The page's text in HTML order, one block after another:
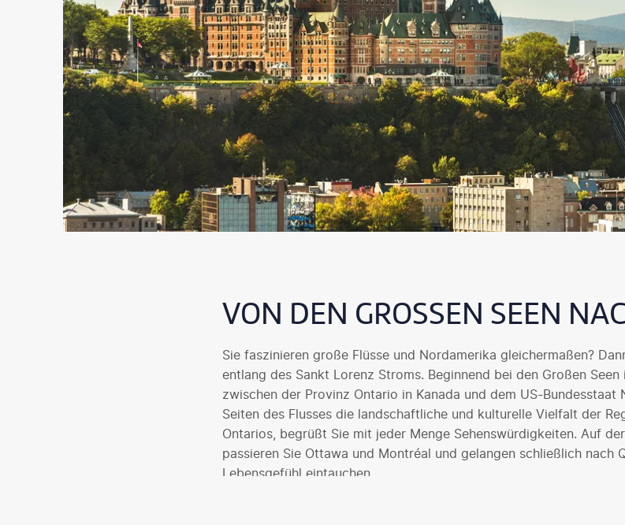
VON DEN GROSSEN SEEN
Sie faszinieren große Flüsse und Nordamerika gleichermaßen?
entlang des Sankt Lorenz Stroms. Beginnend bei den Großen
zwischen der Provinz Ontario in Kanada und dem US-Bundesstaat
Seiten des Flusses die landschaftliche und kulturelle Vielfalt der
Ontarios, begrüßt Sie mit jeder Menge Sehenswürdigkeiten. Auf
passieren Sie Ottawa und Montréal und gelangen schließlich nach
Lebensgefühl eintauchen.